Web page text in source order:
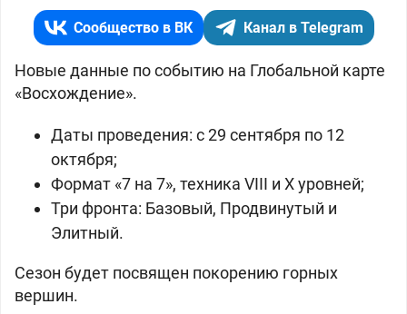
Сообщество в ВК Канал в Telegram
Новые данные по событию на Глобальной карте
«Восхождение».
Даты проведения: с 29 сентября по 12
октября;
Формат «7 на 7», техника VIII и X уровней;
Три фронта: Базовый, Продвинутый и
Элитный.
Сезон будет посвящен покорению горных
вершин.